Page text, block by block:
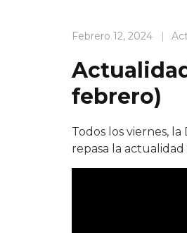
Febrero 12, 2024 |
febrero)
Todos los viernes,
repasa la